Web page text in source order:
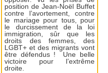
position de Jean-Noël Buffet
contre l’avortement, contre
le mariage pour tous, pour
le durcissement de la loi
immigration, sûr que les
droits des femmes, des
LGBT+ et des migrants vont
être défendus ! Une belle
victoire pour l’extrême
droite.